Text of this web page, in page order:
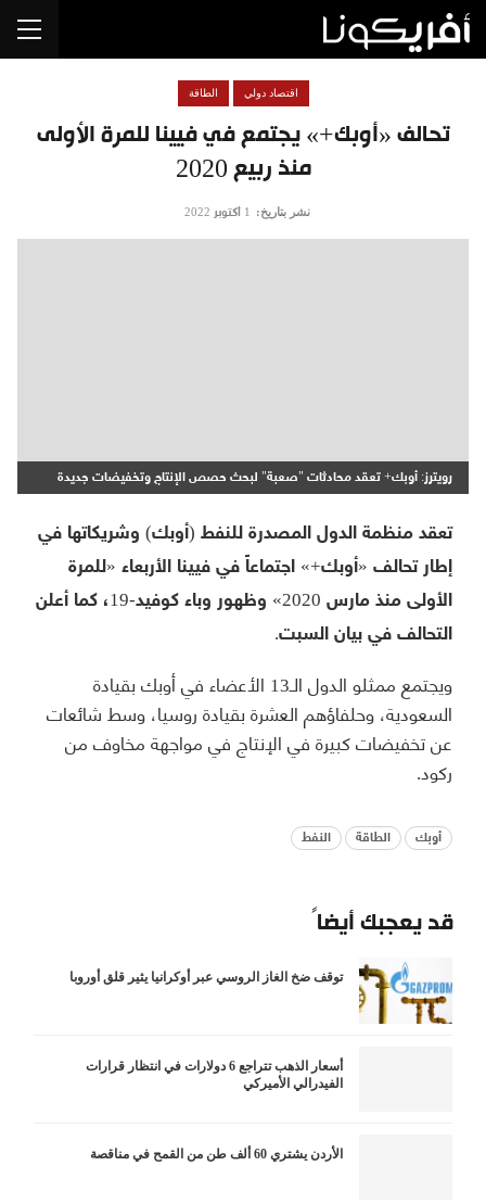
تحالف «أوبك+» يجتمع في فيينا للمرة الأولى
منذ ربيع 2020
اقتصاد دولي الطاقة
نشر بتاريخ: 1 أكتوبر 2022
رويترز: أوبك+ تعقد محادثات "صعبة" لبحث حصص الإنتاج وتخفيضات جديدة
تعقد منظمة الدول المصدرة للنفط (أوبك) وشريكاتها في
إطار تحالف «أوبك+» اجتماعاً في فيينا الأربعاء «للمرة
الأولى منذ مارس 2020» وظهور وباء كوفيد-19، كما أعلن
التحالف في بيان السبت.
ويجتمع ممثلو الدول الـ13 الأعضاء في أوبك بقيادة
السعودية، وحلفاؤهم العشرة بقيادة روسيا، وسط شائعات
عن تخفيضات كبيرة في الإنتاج في مواجهة مخاوف من
ركود.
أوبك الطاقة النفط
قد يعجبك أيضاً
توقف ضخ الغاز الروسي عبر أوكرانيا يثير قلق أوروبا
أسعار الذهب تتراجع 6 دولارات في انتظار قرارات
الفيدرالي الأميركي
الأردن يشتري 60 ألف طن من القمح في مناقصة